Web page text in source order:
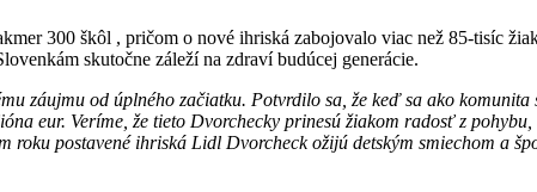
300 škôl , pričom o nové ihriská zabojovalo viac než 85-tisíc
skutočne záleží na zdraví budúcej generácie.
záujmu od úplného začiatku. Potvrdilo sa, že keď sa ako
eur. Veríme, že tieto Dvorchecky prinesú žiakom radosť z
roku postavené ihriská Lidl Dvorcheck ožijú detským smiechom a